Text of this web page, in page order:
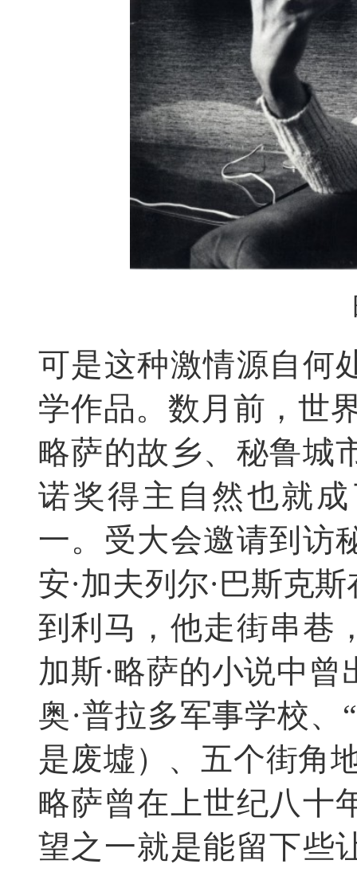
可是这种激情源自何
学作品。数月前，世
略萨的故乡、秘鲁城
诺奖得主自然也就
一。受大会邀请到访
安·加夫列尔·巴斯克
到利马，他走街串巷
加斯·略萨的小说中
奥·普拉多军事学校
是废墟）、五个街角
略萨曾在上世纪八十
望之一就是能留下些